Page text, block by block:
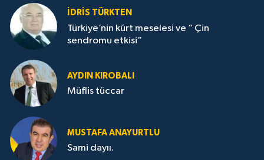
İDRİS TÜRKTEN
Türkiye’nin kürt meselesi ve “ Çin
sendromu etkisi”
AYDIN KIROBALI
Müflis tüccar
MUSTAFA ANAYURTLU
Sami dayıı.